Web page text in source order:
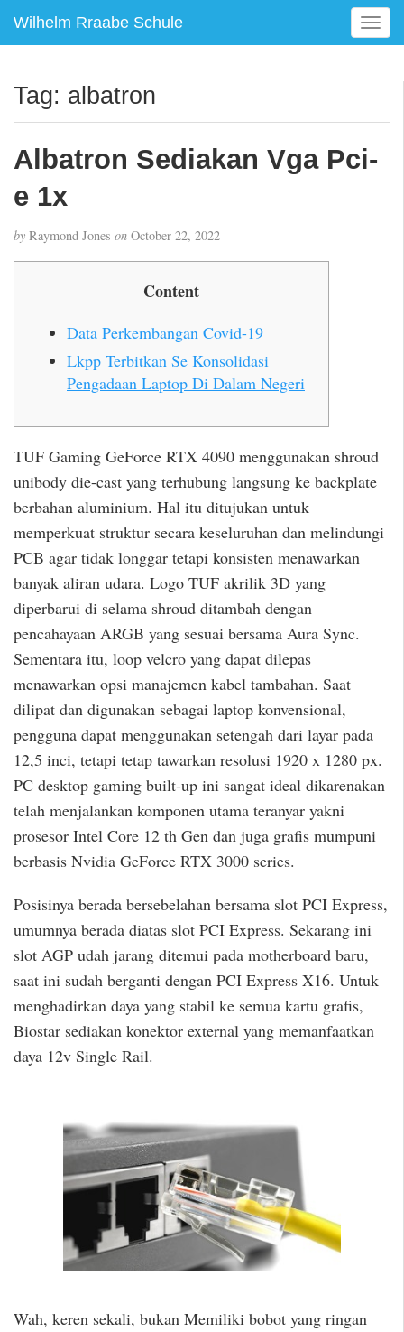
Wilhelm Rraabe Schule
T
o
e
a
Tag: albatron
Albatron Sediakan Vga Pci-
e 1x
by Raymond Jones on October 22, 2022
Content
Data Perkembangan Covid-19
Lkpp Terbitkan Se Konsolidasi
Pengadaan Laptop Di Dalam Negeri
TUF Gaming GeForce RTX 4090 menggunakan shroud
unibody die-cast yang terhubung langsung ke backplate
berbahan aluminium. Hal itu ditujukan untuk
memperkuat struktur secara keseluruhan dan melindungi
PCB agar tidak longgar tetapi konsisten menawarkan
banyak aliran udara. Logo TUF akrilik 3D yang
diperbarui di selama shroud ditambah dengan
pencahayaan ARGB yang sesuai bersama Aura Sync.
Sementara itu, loop velcro yang dapat dilepas
menawarkan opsi manajemen kabel tambahan. Saat
dilipat dan digunakan sebagai laptop konvensional,
pengguna dapat menggunakan setengah dari layar pada
12,5 inci, tetapi tetap tawarkan resolusi 1920 x 1280 px.
PC desktop gaming built-up ini sangat ideal dikarenakan
telah menjalankan komponen utama teranyar yakni
prosesor Intel Core 12 th Gen dan juga grafis mumpuni
berbasis Nvidia GeForce RTX 3000 series.
Posisinya berada bersebelahan bersama slot PCI Express,
umumnya berada diatas slot PCI Express. Sekarang ini
slot AGP udah jarang ditemui pada motherboard baru,
saat ini sudah berganti dengan PCI Express X16. Untuk
menghadirkan daya yang stabil ke semua kartu grafis,
Biostar sediakan konektor external yang memanfaatkan
daya 12v Single Rail.
Wah, keren sekali, bukan Memiliki bobot yang ringan